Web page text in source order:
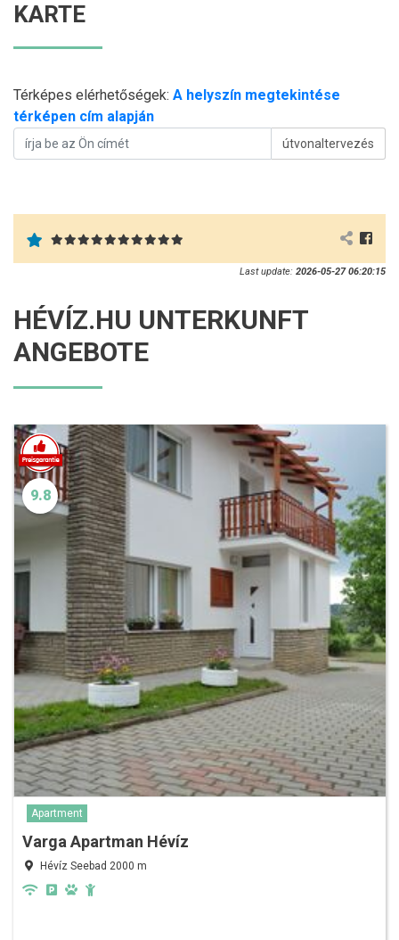
KARTE
Térképes elérhetőségek: A helyszín megtekintése
térképen cím alapján
útvonaltervezés
Last update: 2026-05-27 06:20:15
HÉVÍZ.HU UNTERKUNFT
ANGEBOTE
9.8
Apartment
Varga Apartman Hévíz
Hévíz Seebad 2000 m